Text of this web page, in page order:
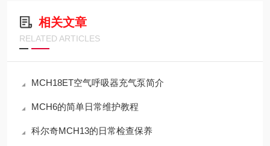
相关文章
RELATED ARTICLES
MCH18ET空气呼吸器充气泵简介
MCH6的简单日常维护教程
科尔奇MCH13的日常检查保养